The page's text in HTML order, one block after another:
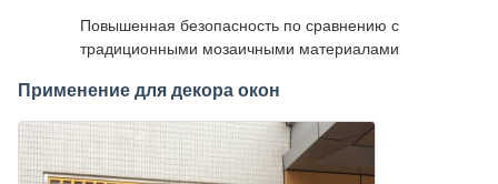
Повышенная безопасность по сравнению с
традиционными мозаичными материалами
Применение для декора окон